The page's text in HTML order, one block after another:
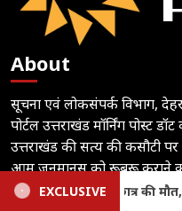
About
सूचना एवं लोकसंपर्क विभाग,
पोर्टल उत्तराखंड मॉर्निंग पोस्ट
उत्तराखंड की सत्य की कसौटी
आम जनमानस को रूबरू कराने
EXCLUSIVE
Uttarakhand Weather